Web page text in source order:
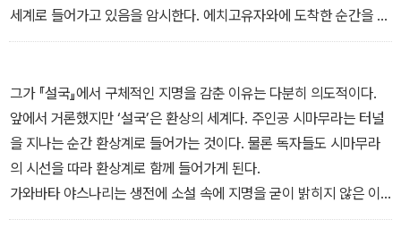
-<01 설국의 세계로> 중에서
세계로 들어가고 있음을 암시한다. 에치고유자와에 도착한 순간을 묘
사하는 부분에 드러나는 이미지, 어둠 속 기차 차창에 비친 신비로운
-<01 설국의 세계로> 중에서
그가 『설국』에서 구체적인 지명을 감춘 이유는 다분히 의도적이다.
앞에서 거론했지만 ‘설국’은 환상의 세계다. 주인공 시마무라는 터널
을 지나는 순간 환상계로 들어가는 것이다. 물론 독자들도 시마무라
의 시선을 따라 환상계로 함께 들어가게 된다.
가와바타 야스나리는 생전에 소설 속에 지명을 굳이 밝히지 않은 이
유에 대해 “구체적인 지명은 작가 및 독자의 자유를 구속하게 되는 것